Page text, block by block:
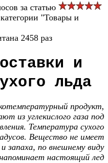
за статью
"Товары и
2458 раз
и
льда
продукт,
из углекислого газа под
Температура сухого
Вещество не имеет
запаха, по внешнему виду
настоящий лед